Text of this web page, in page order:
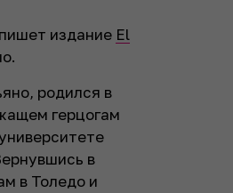
издание El
родился в
герцогам
в
в Толедо и